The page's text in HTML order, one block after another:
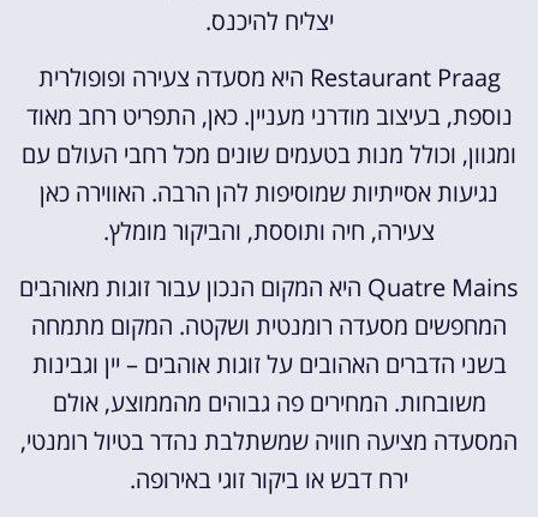
יצליח להיכנס.
Restaurant Praag היא מסעדה צעירה ופופולרית
נוספת, בעיצוב מודרני מעניין. כאן, התפריט רחב מאוד
ומגוון, וכולל מנות בטעמים שונים מכל רחבי העולם עם
נגיעות אסייתיות שמוסיפות להן הרבה. האווירה כאן
צעירה, חיה ותוססת, והביקור מומלץ.
Quatre Mains היא המקום הנכון עבור זוגות מאוהבים
המחפשים מסעדה רומנטית ושקטה. המקום מתמחה
בשני הדברים האהובים על זוגות אוהבים – יין וגבינות
משובחות. המחירים פה גבוהים מהממוצע, אולם
המסעדה מציעה חוויה שמשתלבת נהדר בטיול רומנטי,
ירח דבש או ביקור זוגי באירופה.